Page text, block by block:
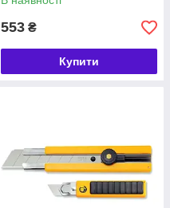
553 ₴
Купити